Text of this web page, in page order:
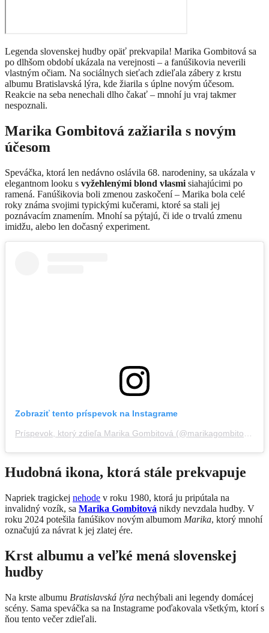
Legenda slovenskej hudby opäť prekvapila! Marika Gombitová sa
po dlhšom období ukázala na verejnosti – a fanúšikovia neverili
vlastným očiam. Na sociálnych sieťach zdieľala zábery z krstu
albumu Bratislavská lýra, kde žiarila s úplne novým účesom.
Reakcie na seba nenechali dlho čakať – mnohí ju vraj takmer
nespoznali.
Marika Gombitová zažiarila s novým
účesom
Speváčka, ktorá len nedávno oslávila 68. narodeniny, sa ukázala v
elegantnom looku s vyžehlenými blond vlasmi siahajúcimi po
ramená. Fanúšikovia boli zmenou zaskočení – Marika bola celé
roky známa svojimi typickými kučerami, ktoré sa stali jej
poznávacím znamením. Mnohí sa pýtajú, či ide o trvalú zmenu
imidžu, alebo len dočasný experiment.
Zobraziť tento príspevok na Instagrame
Príspevok, ktorý zdieľa Marika Gombitová (@marikagombitovaofficiall)
Hudobná ikona, ktorá stále prekvapuje
Napriek tragickej nehode v roku 1980, ktorá ju pripútala na
invalidný vozík, sa Marika Gombitová nikdy nevzdala hudby. V
roku 2024 potešila fanúšikov novým albumom Marika, ktorý mnohí
označujú za návrat k jej zlatej ére.
Krst albumu a veľké mená slovenskej
hudby
Na krste albumu Bratislavská lýra nechýbali ani legendy domácej
scény. Sama speváčka sa na Instagrame poďakovala všetkým, ktorí s
ňou tento večer zdieľali.